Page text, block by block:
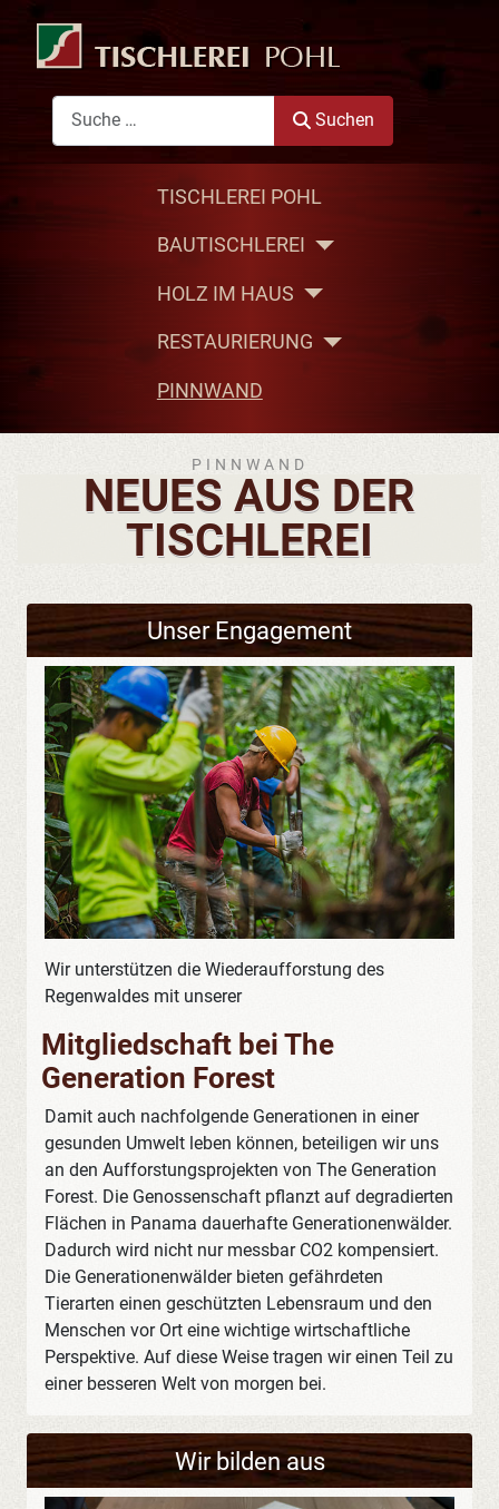
Suchen
Suchen
TISCHLEREI POHL
BAUTISCHLEREI
HOLZ IM HAUS
RESTAURIERUNG
PINNWAND
PINNWAND
NEUES AUS DER
TISCHLEREI
Unser Engagement
Wir unterstützen die Wiederaufforstung des
Regenwaldes mit unserer
Mitgliedschaft bei The
Generation Forest
Damit auch nachfolgende Generationen in einer
gesunden Umwelt leben können, beteiligen wir uns
an den Aufforstungsprojekten von The Generation
Forest. Die Genossenschaft pflanzt auf degradierten
Flächen in Panama dauerhafte Generationenwälder.
Dadurch wird nicht nur messbar CO2 kompensiert.
Die Generationenwälder bieten gefährdeten
Tierarten einen geschützten Lebensraum und den
Menschen vor Ort eine wichtige wirtschaftliche
Perspektive. Auf diese Weise tragen wir einen Teil zu
einer besseren Welt von morgen bei.
Wir bilden aus